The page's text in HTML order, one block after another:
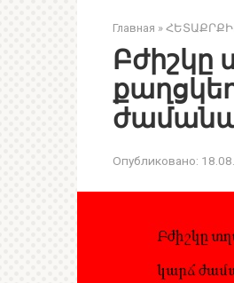
Главная »
Բժիշկը
Опубликовано: